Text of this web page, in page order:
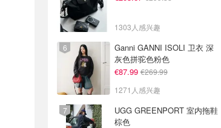
1303人感兴趣
Ganni GANNI ISOLI 卫衣 深
灰色拼驼色粉色
€87.99 €269.99
1271人感兴趣
UGG GREENPORT 室内拖鞋
棕色